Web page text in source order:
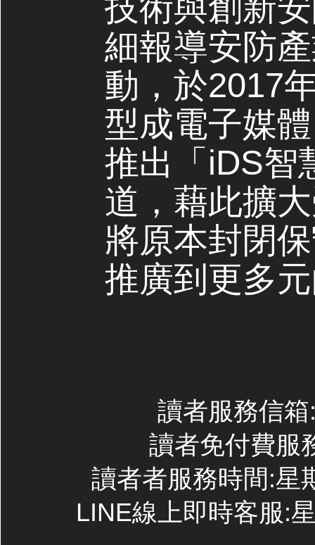
技術與創新
細報導安防
動，於2017
型成電子媒
推出「iDS智
道，藉此擴
將原本封閉
推廣到更多
讀者服務信
讀者免付費服
讀者者服務時間:星
LINE線上即時客服: